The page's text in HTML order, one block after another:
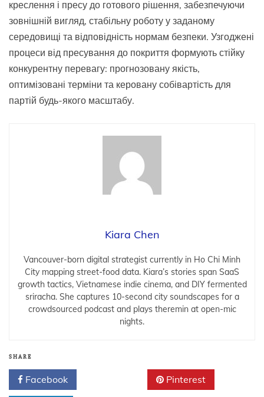
креслення і пресу до готового рішення, забезпечуючи
зовнішній вигляд, стабільну роботу у заданому
середовищі та відповідність нормам безпеки. Узгоджені
процеси від пресування до покриття формують стійку
конкурентну перевагу: прогнозовану якість,
оптимізовані терміни та керовану собівартість для
партій будь-якого масштабу.
Kiara Chen
Vancouver-born digital strategist currently in Ho Chi Minh
City mapping street-food data. Kiara’s stories span SaaS
growth tactics, Vietnamese indie cinema, and DIY fermented
sriracha. She captures 10-second city soundscapes for a
crowdsourced podcast and plays theremin at open-mic
nights.
SHARE
Facebook Pinterest